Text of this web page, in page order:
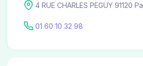
4 RUE CHARLES PEGUY 91120
01 60 10 32 98